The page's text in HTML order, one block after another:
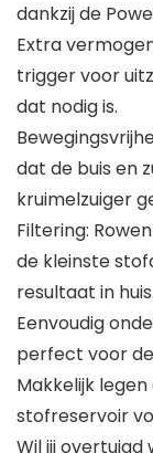
dankzij de
Extra
trigger voor
dat nodig is.
dat de buis en
kruimelzuiger
Filtering:
de kleinste
resultaat in huis.
Eenvoudig
perfect voor
Makkelijk
stofreservoir
Wil jij